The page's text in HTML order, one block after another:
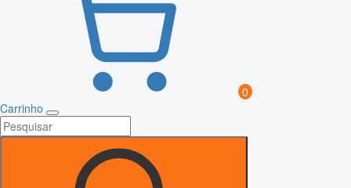
0
Carrinho